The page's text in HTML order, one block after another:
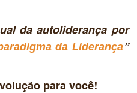
da autoliderança por
da Liderança”
para você!